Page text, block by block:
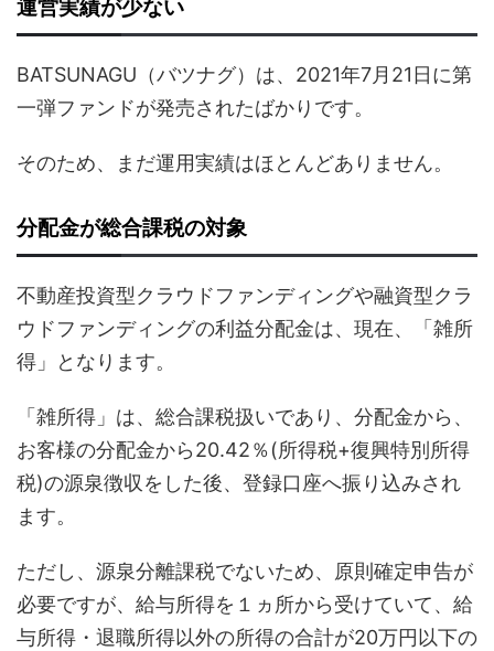
運営実績が少ない
BATSUNAGU（バツナグ）は、2021年7月21日に第
一弾ファンドが発売されたばかりです。
そのため、まだ運用実績はほとんどありません。
分配金が総合課税の対象
不動産投資型クラウドファンディングや融資型クラ
ウドファンディングの利益分配金は、現在、「雑所
得」となります。
「雑所得」は、総合課税扱いであり、分配金から、
お客様の分配金から20.42％(所得税+復興特別所得
税)の源泉徴収をした後、登録口座へ振り込みされ
ます。
ただし、源泉分離課税でないため、原則確定申告が
必要ですが、給与所得を１ヵ所から受けていて、給
与所得・退職所得以外の所得の合計が20万円以下の